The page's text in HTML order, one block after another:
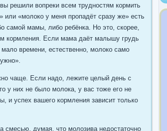
решили вопреки всем трудностям кормить
«молоко у меня пропадёт сразу же» есть
самой мамы, либо ребёнка. Но это, скорее,
кормления. Если мама даёт малышу грудь
времени, естественно, молоко само
чаще. Если надо, лежите целый день с
у них не было молока, у вас тоже его не
и успех вашего кормления зависит только
смесью, думая, что молозива недостаточно